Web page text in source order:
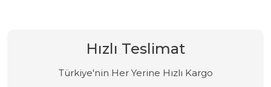
Hızlı Teslimat
Türkiye'nin Her Yerine Hızlı Kargo